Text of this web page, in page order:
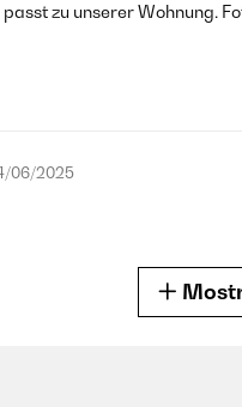
inmejorable. Sin duda
zu unserer Wohnung.
06/2025